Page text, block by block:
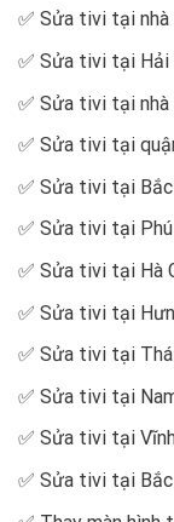
✅ Sửa tivi tại nhà
✅ Sửa tivi tại Hải
✅ Sửa tivi tại nhà
✅ Sửa tivi tại
✅ Sửa tivi tại Bắc
✅ Sửa tivi tại
✅ Sửa tivi tại Hà
✅ Sửa tivi tại
✅ Sửa tivi tại
✅ Sửa tivi tại
✅ Sửa tivi tại
✅ Sửa tivi tại Bắc